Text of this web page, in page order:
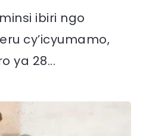
ibiri ngo
cy’icyumamo,
ya 28...